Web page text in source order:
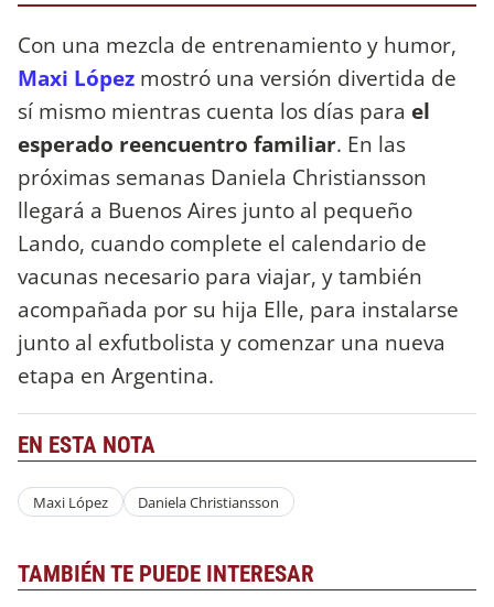
Con una mezcla de entrenamiento y humor,
Maxi López mostró una versión divertida de
sí mismo mientras cuenta los días para el
esperado reencuentro familiar. En las
próximas semanas Daniela Christiansson
llegará a Buenos Aires junto al pequeño
Lando, cuando complete el calendario de
vacunas necesario para viajar, y también
acompañada por su hija Elle, para instalarse
junto al exfutbolista y comenzar una nueva
etapa en Argentina.
EN ESTA NOTA
Maxi López Daniela Christiansson
TAMBIÉN TE PUEDE INTERESAR